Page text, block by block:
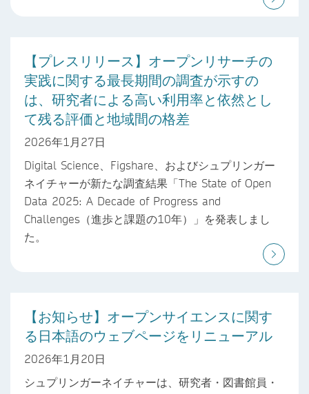
【プレスリリース】オープンリサーチの
実践に関する最長期間の調査が示すの
は、研究者による高い利用率と依然とし
て残る評価と地域間の格差
2026年1月27日
Digital Science、Figshare、およびシュプリンガー
ネイチャーが新たな調査結果「The State of Open
Data 2025: A Decade of Progress and
Challenges（進歩と課題の10年）」を発表しまし
た。
【お知らせ】オープンサイエンスに関す
る日本語のウェブページをリニューアル
2026年1月20日
シュプリンガーネイチャーは、研究者・図書館員・